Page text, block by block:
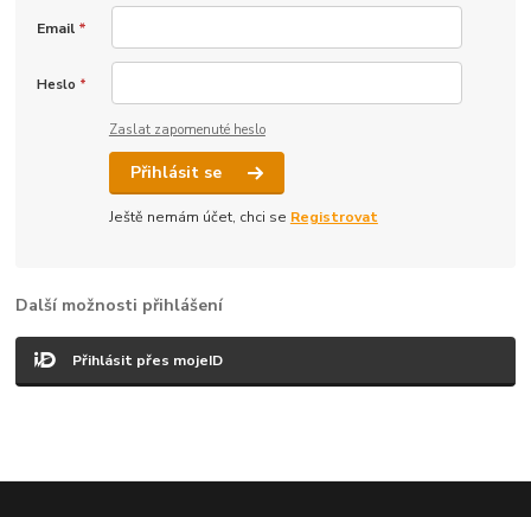
Email *
Heslo *
Zaslat zapomenuté heslo
Přihlásit se
Ještě nemám účet, chci se Registrovat
Další možnosti přihlášení
Přihlásit přes mojeID